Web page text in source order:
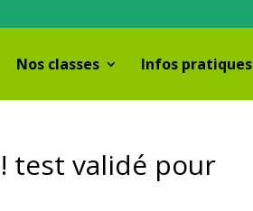
Nos classes Infos pratiques
test validé pour